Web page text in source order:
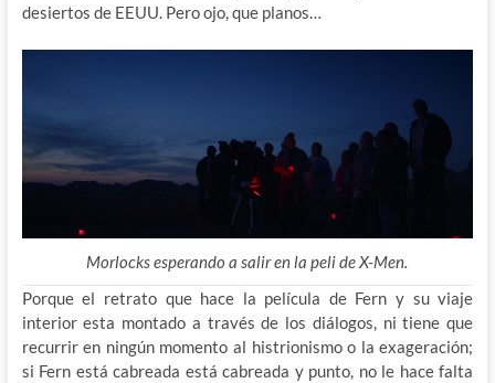
desiertos de EEUU. Pero ojo, que planos…
Morlocks esperando a salir en la peli de X-Men.
Porque el retrato que hace la película de Fern y su viaje
interior esta montado a través de los diálogos, ni tiene que
recurrir en ningún momento al histrionismo o la exageración;
si Fern está cabreada está cabreada y punto, no le hace falta